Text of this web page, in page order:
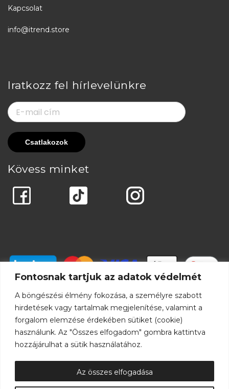
Fontosnak tartjuk az adatok védelmét
A böngészési élmény fokozása, a személyre szabott
hirdetések vagy tartalmak megjelenítése, valamint a
forgalom elemzése érdekében sütiket (cookie)
használunk. Az "Összes elfogadom" gombra kattintva
hozzájárulhat a sütik használatához.
Az összes elfogadása
Kapcsolat
info@itrend.store
Iratkozz fel hírlevelünkre
Kövess minket